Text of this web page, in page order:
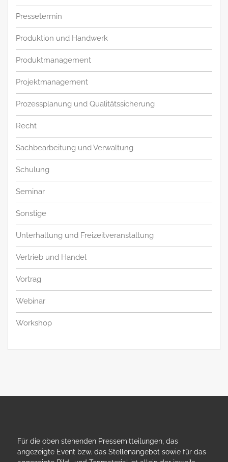
Pressetermin
Produktion und Handwerk
Produktmanagement
Projektmanagement
Prozessplanung und Qualitätssicherung
Recht
Sachbearbeitung und Verwaltung
Schulung
Seminar
Sonstige
Unterhaltung und Freizeitveranstaltung
Vertrieb und Handel
Vortrag
Webinar
Workshop
Für die oben stehenden Pressemitteilungen, das
angezeigte Event bzw. das Stellenangebot sowie für das